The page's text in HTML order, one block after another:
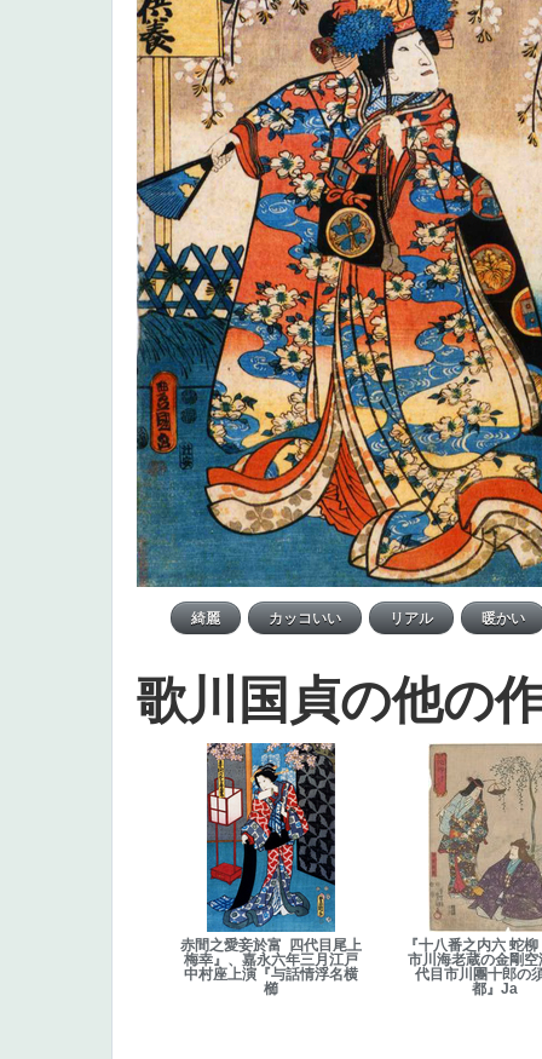
歌川国貞の他の
赤間之愛妾於富 四代目尾上
梅幸』、嘉永六年三月江戸
中村座上演『与話情浮名横
櫛
『十八番之内六 蛇
市川海老蔵の金剛空
代目市川團十郎の
都』Ja